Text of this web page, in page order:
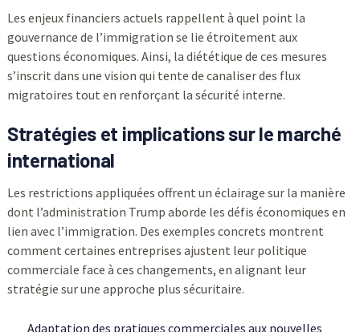
Les enjeux financiers actuels rappellent à quel point la
gouvernance de l’immigration se lie étroitement aux
questions économiques. Ainsi, la diététique de ces mesures
s’inscrit dans une vision qui tente de canaliser des flux
migratoires tout en renforçant la sécurité interne.
Stratégies et implications sur le marché
international
Les restrictions appliquées offrent un éclairage sur la manière
dont l’administration Trump aborde les défis économiques en
lien avec l’immigration. Des exemples concrets montrent
comment certaines entreprises ajustent leur politique
commerciale face à ces changements, en alignant leur
stratégie sur une approche plus sécuritaire.
Adaptation des pratiques commerciales aux nouvelles